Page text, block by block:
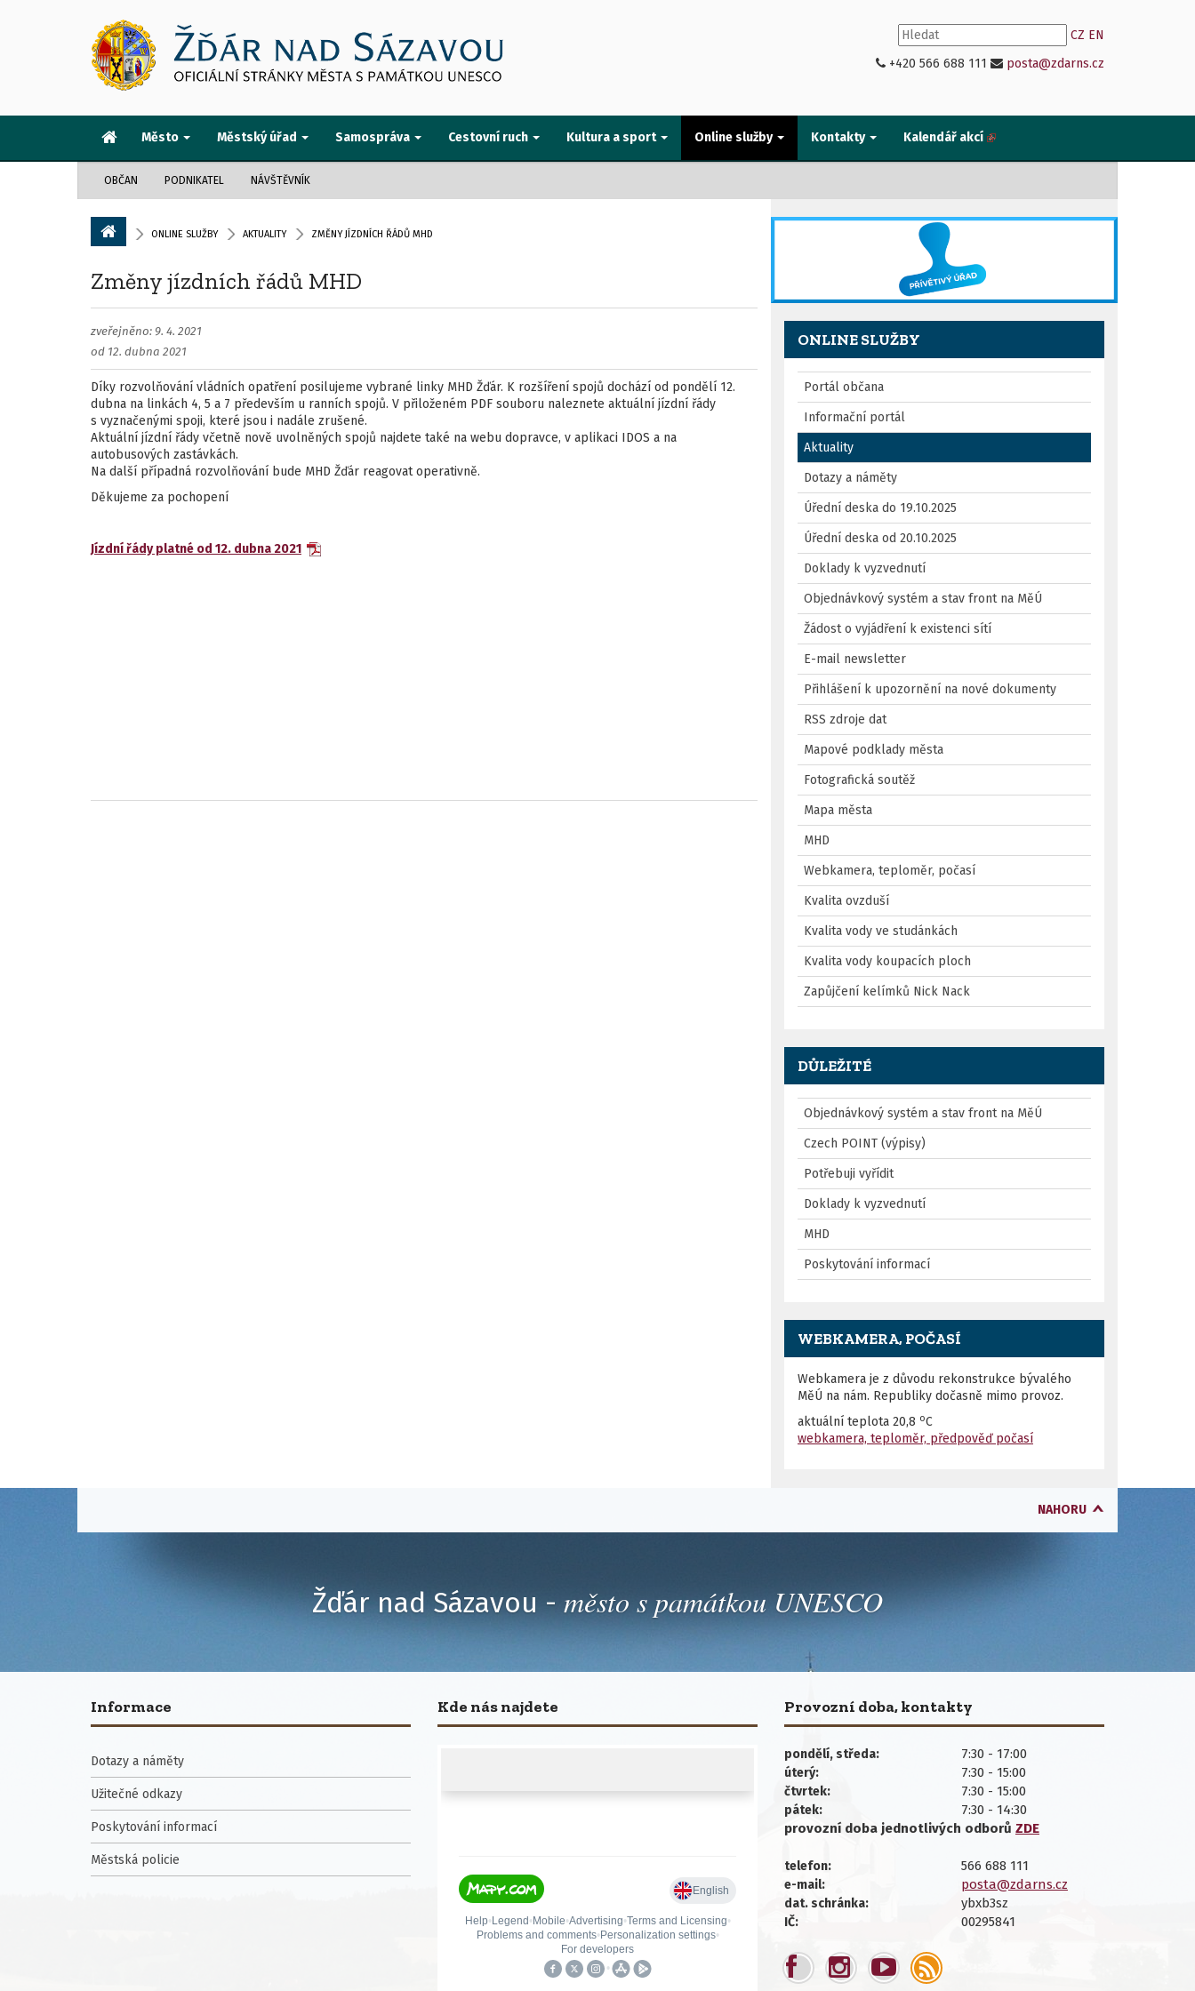
CZ EN
+420 566 688 111
posta@zdarns.cz
Město Městský úřad Samospráva Cestovní ruch Kultura a sport Online služby Kontakty Kalendář akcí
OBČAN PODNIKATEL NÁVŠTĚVNÍK
ONLINE SLUŽBY AKTUALITY ZMĚNY JÍZDNÍCH ŘÁDŮ MHD
Změny jízdních řádů MHD
zveřejněno: 9. 4. 2021
od 12. dubna 2021
Díky rozvolňování vládních opatření posilujeme vybrané linky MHD Žďár. K rozšíření spojů dochází od pondělí 12.
dubna na linkách 4, 5 a 7 především u ranních spojů. V přiloženém PDF souboru naleznete aktuální jízdní řády
s vyznačenými spoji, které jsou i nadále zrušené.
Aktuální jízdní řády včetně nově uvolněných spojů najdete také na webu dopravce, v aplikaci IDOS a na
autobusových zastávkách.
Na další případná rozvolňování bude MHD Žďár reagovat operativně.
Děkujeme za pochopení
Jízdní řády platné od 12. dubna 2021
ONLINE SLUŽBY
Portál občana
Informační portál
Aktuality
Dotazy a náměty
Úřední deska do 19.10.2025
Úřední deska od 20.10.2025
Doklady k vyzvednutí
Objednávkový systém a stav front na MěÚ
Žádost o vyjádření k existenci sítí
E-mail newsletter
Přihlášení k upozornění na nové dokumenty
RSS zdroje dat
Mapové podklady města
Fotografická soutěž
Mapa města
MHD
Webkamera, teploměr, počasí
Kvalita ovzduší
Kvalita vody ve studánkách
Kvalita vody koupacích ploch
Zapůjčení kelímků Nick Nack
DŮLEŽITÉ
Objednávkový systém a stav front na MěÚ
Czech POINT (výpisy)
Potřebuji vyřídit
Doklady k vyzvednutí
MHD
Poskytování informací
WEBKAMERA, POČASÍ
Webkamera je z důvodu rekonstrukce bývalého
MěÚ na nám. Republiky dočasně mimo provoz.
aktuální teplota 20,8 oC
webkamera, teploměr, předpověď počasí
NAHORU
Žďár nad Sázavou - město s památkou UNESCO
Informace
Dotazy a náměty
Užitečné odkazy
Poskytování informací
Městská policie
Provozní doba, kontakty
pondělí, středa: 7:30 - 17:00
úterý: 7:30 - 15:00
čtvrtek: 7:30 - 15:00
pátek:
7:30 - 14:30
provozní doba jednotlivých odborů ZDE
telefon: 566 688 111
e-mail: posta@zdarns.cz
dat. schránka: ybxb3sz
IČ: 00295841
Kde nás najdete